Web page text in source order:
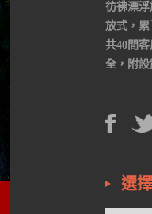
彷彿漂
放式，
共40間
全，附設
選